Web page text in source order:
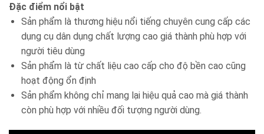
Đặc điểm nổi bật
Sản phẩm là thương hiệu nổi tiếng chuyên cung cấp các
dụng cụ dân dụng chất lượng cao giá thành phù hợp với
người tiêu dùng
Sản phẩm là từ chất liệu cao cấp cho độ bền cao cũng
hoạt động ổn định
Sản phẩm không chỉ mang lại hiệu quả cao mà giá thành
còn phù hợp với nhiều đối tượng người dùng.